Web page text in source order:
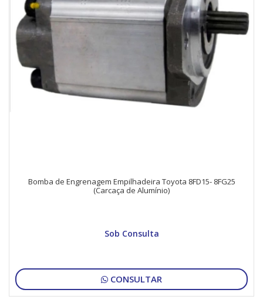
Bomba de Engrenagem Empilhadeira Toyota 8FD15- 8FG25
(Carcaça de Alumínio)
Sob Consulta
CONSULTAR